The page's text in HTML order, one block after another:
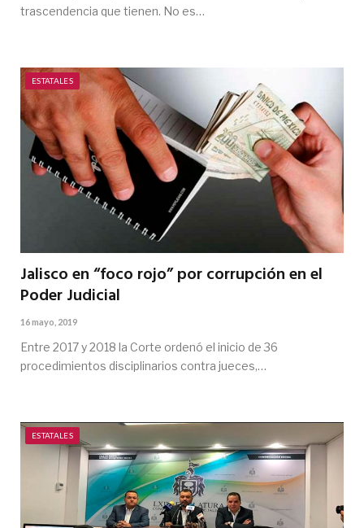
trascendencia que tienen. No es…
ESTATALES
Jalisco en “foco rojo” por corrupción en el
Poder Judicial
16 mayo, 2019
Entre 2017 y 2018 la Corte ordenó el inicio de 36
procedimientos disciplinarios contra jueces,…
ESTATALES